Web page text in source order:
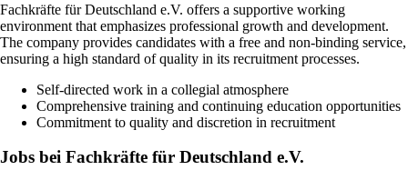
Fachkräfte für Deutschland e.V. offers a supportive working
environment that emphasizes professional growth and development.
The company provides candidates with a free and non-binding service,
ensuring a high standard of quality in its recruitment processes.
Self-directed work in a collegial atmosphere
Comprehensive training and continuing education opportunities
Commitment to quality and discretion in recruitment
Jobs bei Fachkräfte für Deutschland e.V.